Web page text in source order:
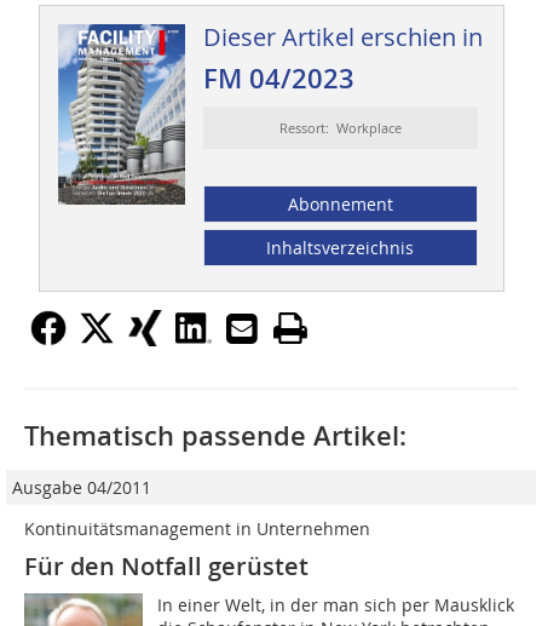
Dieser Artikel erschien in
FM 04/2023
Ressort: Workplace
Abonnement
Inhaltsverzeichnis
Thematisch passende Artikel:
Ausgabe 04/2011
Kontinuitätsmanagement in Unternehmen
Für den Notfall gerüstet
In einer Welt, in der man sich per Mausklick